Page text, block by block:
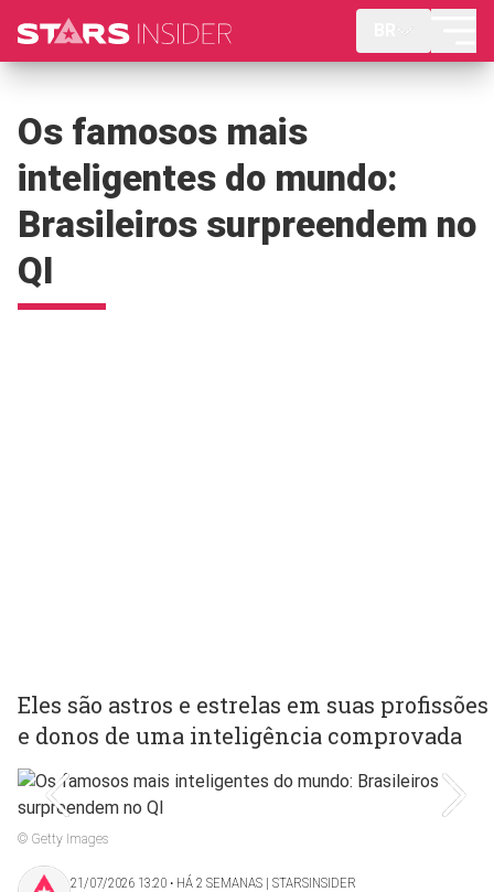
Os famosos mais
inteligentes do mundo:
Brasileiros surpreendem no
QI
Eles são astros e estrelas em suas profissões
e donos de uma inteligência comprovada
© Getty Images
21/07/2026 13:20 ‧ HÁ 2 SEMANAS | STARSINSIDER